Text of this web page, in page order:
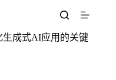
生成式AI应用的关键